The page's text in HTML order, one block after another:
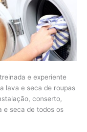
e experiente
lava e seca de roupas
conserto,
e seca de todos os